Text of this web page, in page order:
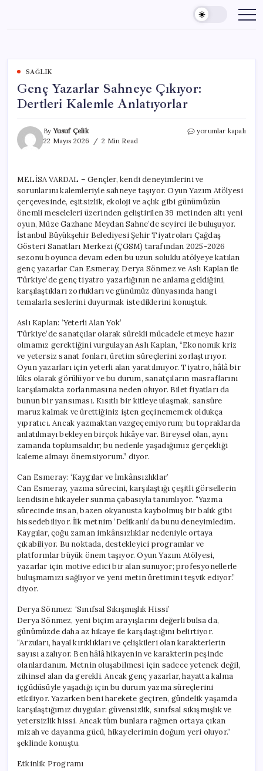
content
SAĞLIK
Genç Yazarlar Sahneye Çıkıyor:
Dertleri Kalemle Anlatıyorlar
ByYusuf Çelik
22 Mayıs 2026
2 Min Read
Genç
Kalemle
Anlatıyorlar
için
yorumlar kapalı
MELİSA VARDAL – Gençler, kendi deneyimlerini ve
sorunlarını kalemleriyle sahneye taşıyor. Oyun Yazım Atölyesi
çerçevesinde, eşitsizlik, ekoloji ve açlık gibi günümüzün
önemli meseleleri üzerinden geliştirilen 39 metinden altı yeni
oyun, Müze Gazhane Meydan Sahne’de seyirci ile buluşuyor.
İstanbul Büyükşehir Belediyesi Şehir Tiyatroları Çağdaş
Gösteri Sanatları Merkezi (ÇGSM) tarafından 2025-2026
sezonu boyunca devam eden bu uzun soluklu atölyeye katılan
genç yazarlar Can Esmeray, Derya Sönmez ve Aslı Kaplan ile
Türkiye’de genç tiyatro yazarlığının ne anlama geldiğini,
karşılaştıkları zorlukları ve günümüz dünyasında hangi
temalarla seslerini duyurmak istediklerini konuştuk.
Aslı Kaplan: ‘Yeterli Alan Yok’
Türkiye’de sanatçılar olarak sürekli mücadele etmeye hazır
olmamız gerektiğini vurgulayan Aslı Kaplan, “Ekonomik kriz
ve yetersiz sanat fonları, üretim süreçlerini zorlaştırıyor.
Oyun yazarları için yeterli alan yaratılmıyor. Tiyatro, hâlâ bir
lüks olarak görülüyor ve bu durum, sanatçıların masraflarını
karşılamakta zorlanmasına neden oluyor. Bilet fiyatları da
bunun bir yansıması. Kısıtlı bir kitleye ulaşmak, sansüre
maruz kalmak ve ürettiğiniz işten geçinememek oldukça
yıpratıcı. Ancak yazmaktan vazgeçemiyorum; bu topraklarda
anlatılmayı bekleyen birçok hikâye var. Bireysel olan, aynı
zamanda toplumsaldır; bu nedenle yaşadığımız gerçekliği
kaleme almayı önemsiyorum.” diyor.
Can Esmeray: ‘Kaygılar ve İmkânsızlıklar’
Can Esmeray, yazma sürecini, karşılaştığı çeşitli görsellerin
kendisine hikayeler sunma çabasıyla tanımlıyor. “Yazma
sürecinde insan, bazen okyanusta kaybolmuş bir balık gibi
hissedebiliyor. İlk metnim ‘Delikanlı’da bunu deneyimledim.
Kaygılar, çoğu zaman imkânsızlıklar nedeniyle ortaya
çıkabiliyor. Bu noktada, destekleyici programlar ve
platformlar büyük önem taşıyor. Oyun Yazım Atölyesi,
yazarlar için motive edici bir alan sunuyor; profesyonellerle
buluşmamızı sağlıyor ve yeni metin üretimini teşvik ediyor.”
diyor.
Derya Sönmez: ‘Sınıfsal Sıkışmışlık Hissi’
Derya Sönmez, yeni biçim arayışlarını değerli bulsa da,
günümüzde daha az hikaye ile karşılaştığını belirtiyor.
“Arzuları, hayal kırıklıkları ve çelişkileri olan karakterlerin
sayısı azalıyor. Ben hâlâ hikayenin ve karakterin peşinde
olanlardanım. Metnin oluşabilmesi için sadece yetenek değil,
zihinsel alan da gerekli. Ancak genç yazarlar, hayatta kalma
içgüdüsüyle yaşadığı için bu durum yazma süreçlerini
etkiliyor. Yazarken beni harekete geçiren, gündelik yaşamda
karşılaştığımız duygular: güvensizlik, sınıfsal sıkışmışlık ve
yetersizlik hissi. Ancak tüm bunlara rağmen ortaya çıkan
mizah ve dayanma gücü, hikayelerimin doğum yeri oluyor.”
şeklinde konuştu.
Etkinlik Programı